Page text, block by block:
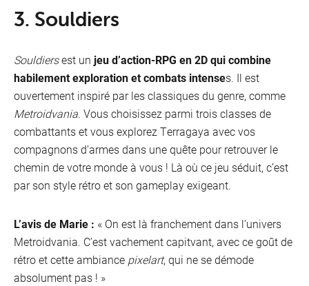
3. Souldiers
Souldiersest un jeu d’action-RPG en 2D qui combine
habilement exploration et combats intenses. Il est
ouvertement inspiré par les classiques du genre, comme
Metroidvania. Vous choisissez parmi trois classes de
combattants et vous explorez Terragaya avec vos
compagnons d’armes dans une quête pour retrouver le
chemin de votre monde à vous ! Là où ce jeu séduit, c’est
par son style rétro et son gameplay exigeant.
L’avis de Marie : « On est là franchement dans l’univers
Metroidvania. C’est vachement capitvant, avec ce goût de
rétro et cette ambiance pixelart, qui ne se démode
absolument pas ! »